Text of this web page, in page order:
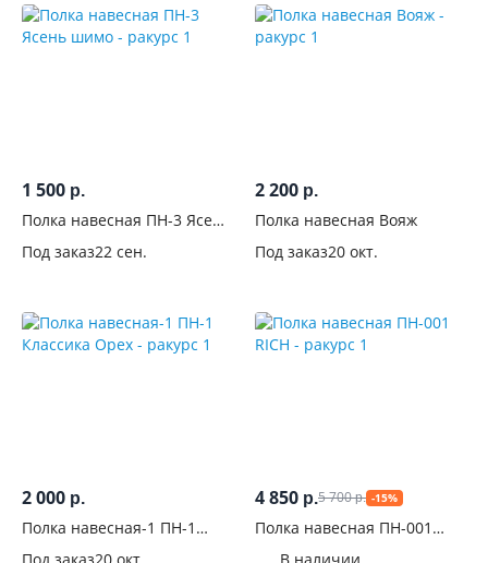
1 500 р.
Полка навесная ПН-3 Ясень
Под заказ22 сен.
2 200 р.
Полка навесная Вояж
Под заказ20 окт.
2 000 р.
Полка навесная-1 ПН-1
4 850 р.5 700р. -15%
Полка навесная ПН-001